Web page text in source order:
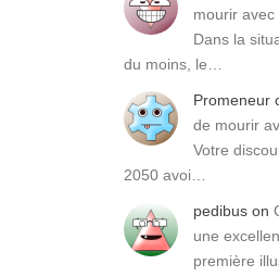
mourir
Dans la
du moins, le…
Promeneur
de mourir
Votre
2050 avoi…
pedibus on
une
première